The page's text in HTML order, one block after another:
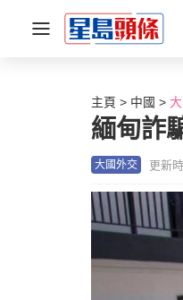
主頁 中國
緬甸詐
大國外交 更新